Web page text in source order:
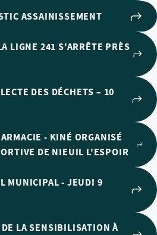
ASSAINISSEMENT
LIGNE 241 S'ARRÊTE PRÈS
DES DÉCHETS – 10
- KINÉ ORGANISÉ
DE NIEUIL L'ESPOIR
MUNICIPAL - JEUDI 9
LA SENSIBILISATION À